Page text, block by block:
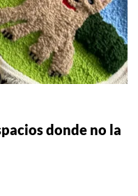
donde no la